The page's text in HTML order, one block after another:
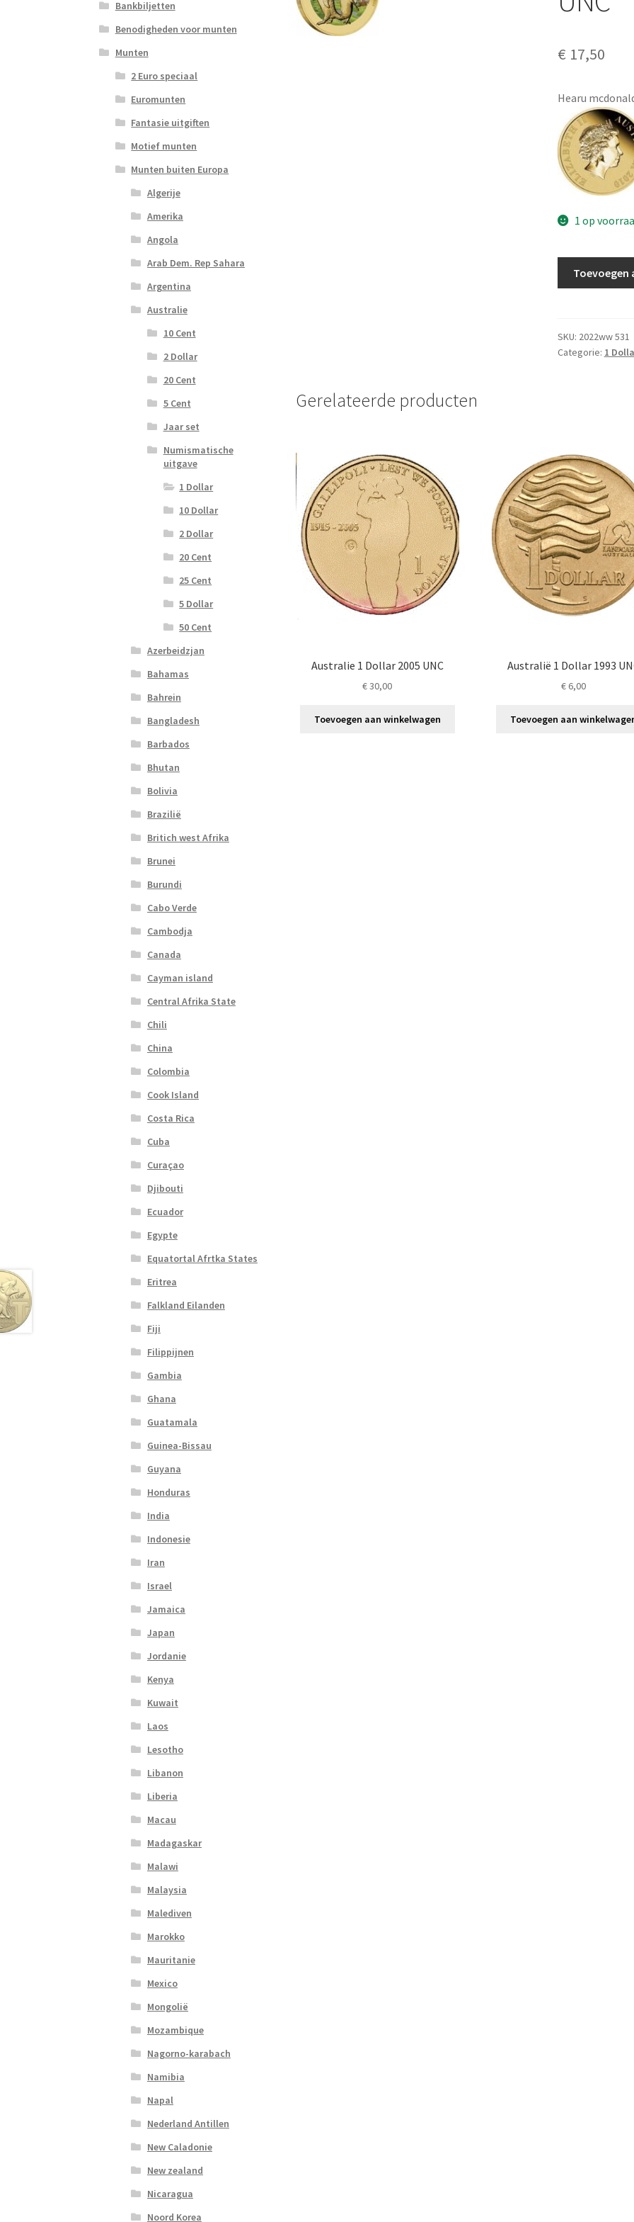
€ 17,50
Hearu
1 op
UNC
aantal
Toevoegen
SKU: 2022ww 531
Categorie: 1
Gerelateerde producten
Australie 1 Dollar 2005 UNC
€30,00
Toevoegen aan winkelwagen
Australië 1 Dollar 1993
€ 6,00
Toevoegen aan
Bankbiljetten
Benodigheden voor munten
Munten
2 Euro speciaal
Euromunten
Fantasie uitgiften
Motief munten
Munten buiten Europa
Algerije
Amerika
Angola
Arab Dem. Rep Sahara
Argentina
Australie
10 Cent
2 Dollar
20 Cent
5 Cent
Jaar set
Numismatische
uitgave
1 Dollar
10 Dollar
2 Dollar
20 Cent
25 Cent
5 Dollar
50 Cent
Azerbeidzjan
Bahamas
Bahrein
Bangladesh
Barbados
Bhutan
Bolivia
Brazilië
Britich west Afrika
Brunei
Burundi
Cabo Verde
Cambodja
Canada
Cayman island
Central Afrika State
Chili
China
Colombia
Cook Island
Costa Rica
Cuba
Curaçao
Djibouti
Ecuador
Egypte
Equatortal Afrtka States
Eritrea
Falkland Eilanden
Fiji
Filippijnen
Gambia
Ghana
Guatamala
Guinea-Bissau
Guyana
Honduras
India
Indonesie
Iran
Israel
Jamaica
Japan
Jordanie
Kenya
Kuwait
Laos
Lesotho
Libanon
Liberia
Macau
Madagaskar
Malawi
Malaysia
Malediven
Marokko
Mauritanie
Mexico
Mongolië
Mozambique
Nagorno-karabach
Namibia
Napal
Nederland Antillen
New Caladonie
New zealand
Nicaragua
Noord Korea